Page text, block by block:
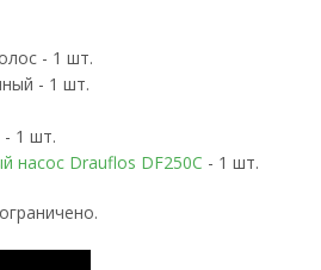
- 1 шт.
- 1 шт.
- 1 шт.
насос Drauflos DF250C - 1 шт.